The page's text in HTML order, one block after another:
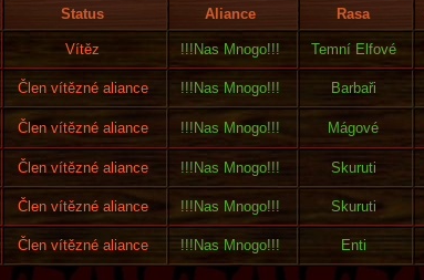
Status Aliance Rasa
Vítěz !!!Nas Mnogo!!! Temní Elfové
Člen vítězné aliance !!!Nas Mnogo!!! Barbaři
Člen vítězné aliance !!!Nas Mnogo!!! Mágové
Člen vítězné aliance !!!Nas Mnogo!!! Skuruti
Člen vítězné aliance !!!Nas Mnogo!!! Skuruti
Člen vítězné aliance !!!Nas Mnogo!!! Enti